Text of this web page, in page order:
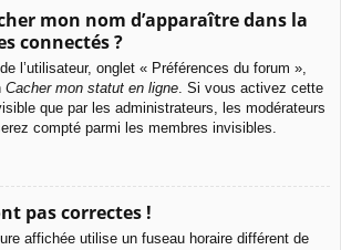
mon nom d’apparaître dans la
connectés ?
l’utilisateur, onglet « Préférences du forum »,
Cacher mon statut en ligne . Si vous activez cette
que par les administrateurs, les modérateurs
compté parmi les membres invisibles.
pas correctes !
affichée utilise un fuseau horaire différent de